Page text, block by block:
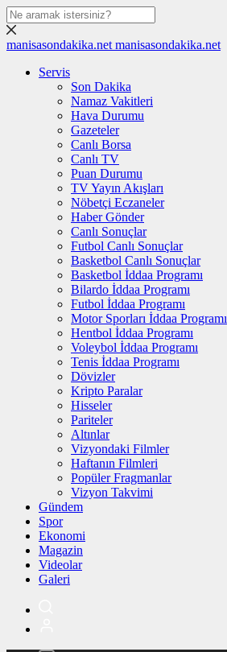
manisasondakika.net manisasondakika.net
Servis
Son Dakika
Namaz Vakitleri
Hava Durumu
Gazeteler
Canlı Borsa
Canlı TV
Puan Durumu
TV Yayın Akışları
Nöbetçi Eczaneler
Haber Gönder
Canlı Sonuçlar
Futbol Canlı Sonuçlar
Basketbol Canlı Sonuçlar
Basketbol İddaa Programı
Bilardo İddaa Programı
Futbol İddaa Programı
Motor Sporları İddaa Programı
Hentbol İddaa Programı
Voleybol İddaa Programı
Tenis İddaa Programı
Dövizler
Kripto Paralar
Hisseler
Pariteler
Altınlar
Vizyondaki Filmler
Haftanın Filmleri
Popüler Fragmanlar
Vizyon Takvimi
Gündem
Spor
Ekonomi
Magazin
Videolar
Galeri